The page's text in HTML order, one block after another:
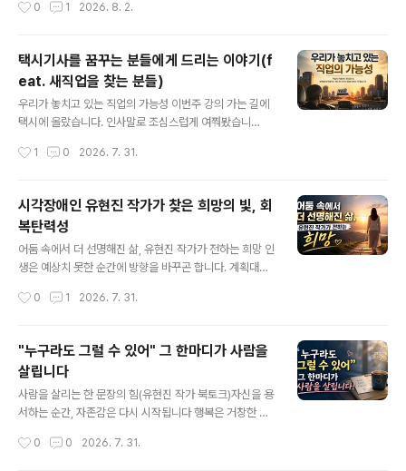
이 아깝다"며 혹평한다. 그런데 최근 개봉한 영화 《호프》는
이 따로 존재하는 것처럼 의견이 분분했다. 직접 관람하고
싶은 마음에 아내와 함께 극장을 찾았다. 대학생인 자녀들
에게도 함께 보자고 했지만 한 명은 관심이 없었고, 다른 한
명은 "절대 안 본다"며 손사래를 쳤다. 온라인에서 혹평이
넘쳐난다고 했다. 그런데 내가 주로 접하는 SNS에서는 정
다.도대체 어느 쪽이 맞는 것일까. 어쩌면 둘 다 맞을지도
0 1 2026. 8. 2.
택시기사를 꿈꾸는 분들에게 드리는 이야기(f
eat. 새직업을 찾는 분들)
우리가 놓치고 있는 직업의 가능성 이번주 강의 가는 길에
택시에 올랐습니다. 인사말로 조심스럽게 여쭤봤습니
더니 경상도 사투리로 답하셨습니다.“마, 괜찮심더. 좀 법
다른 이야기를 많이 들었거든요.“뭐, 돈이 되겠심니꺼.”“요
즘 돈 되는 일이 어디 있습니꺼.”“택시 잘되던 시절은 다 지
나갔지예.”“지방 경기 다 죽었심더.” 그래서 한동안 기사님
들에게 질문하지 않았습니다. 그런데 이날은 분위기가 조
금 달랐습니다. 기사님도 자신의 경험을 기꺼이 들려주고
지만 그러면 어느 정도 버시는지 여쭤봐도 될까요?” 망설
1 0 2026. 7. 31.
시각장애인 유현진 작가가 찾은 희망의 빛, 회
복탄력성
어둠 속에서 더 선명해진 삶, 유현진 작가가 전하는 희망 인
생은 예상치 못한 순간에 방향을 바꾸곤 합니다. 계획대로
도 하죠. 하지만 장애라는 시련 앞에서도 일상의 소소한 깨
다. 시각장애를 딛고 동기부여 강사이자 작가로 첫걸음을
내디딘 유현진 작가님입니다.삶을 바라보는 관점의 전환그
녀는 말합니다. 삶이 생각보다 재미있는 이유는 일상을 조
금 비틀어 바라보는 관점의 힘 덕분이라고요. 눈이 잘 보이
지 않아 아이의 작은 일상이나 휴대폰 하나를 찾는 일조차
사람을 위축되게 만드는 순간이 있지만, 그녀는 시선을 바
0 1 2026. 7. 31.
"누구라도 그럴 수 있어" 그 한마디가 사람을
살립니다
사람을 살리는 한 문장의 힘(유현진 작가 북토크)자신을 용
서하는 순간, 자존감은 다시 시작됩니다 행복은 거창한 순
행복한 순간을 묻는 질문에 뜻밖의 대답을 합니다. "아이
0 0 2026. 7. 31.